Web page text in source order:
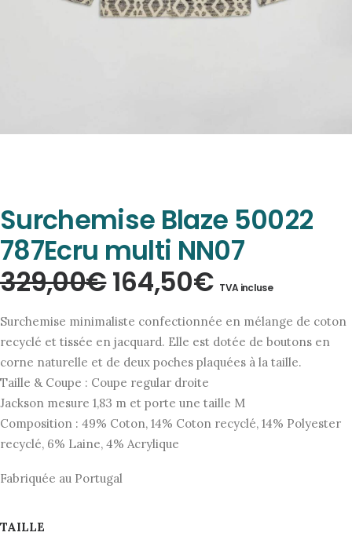
Surchemise Blaze 50022
787Ecru multi NN07
329,00€Le
prix
initial
était :
329,00€.
164,50€Le
prix
actuel
est :
164,50€.
TVA incluse
Surchemise minimaliste confectionnée en mélange de coton
recyclé et tissée en jacquard. Elle est dotée de boutons en
corne naturelle et de deux poches plaquées à la taille.
Taille & Coupe : Coupe regular droite
Jackson mesure 1,83 m et porte une taille M
Composition : 49% Coton, 14% Coton recyclé, 14% Polyester
recyclé, 6% Laine, 4% Acrylique
Fabriquée au Portugal
TAILLE